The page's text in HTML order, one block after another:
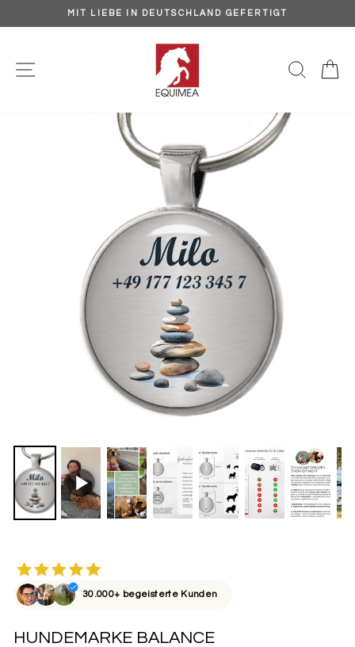
Pause
Diashow
MIT LIEBE IN DEUTSCHLAND GEFERTIGT
SEITENNAVIGATION
30.000+ begeisterte Kunden
HUNDEMARKE BALANCE